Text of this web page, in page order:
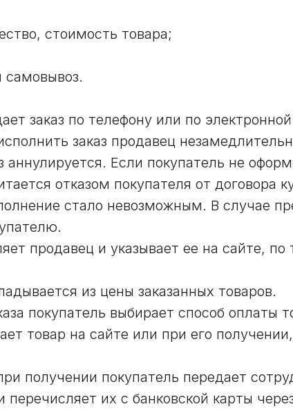
стоимость товара;
самовывоз.
заказ по телефону или по
заказ продавец
аннулируется. Если покупатель не
отказом покупателя от договора
стало невозможным. В случае
продавец и указывает ее на сайте, по
из цены заказанных товаров.
покупатель выбирает способ оплаты
товар на сайте или при его
получении покупатель передает
их с банковской карты